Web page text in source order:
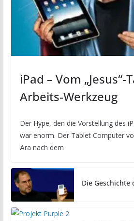
iPad – Vom „Jesus“-
Arbeits-Werkzeug
Der Hype, den die Vorstellung des
war enorm. Der Tablet Computer
Ära nach dem
Die Geschichte